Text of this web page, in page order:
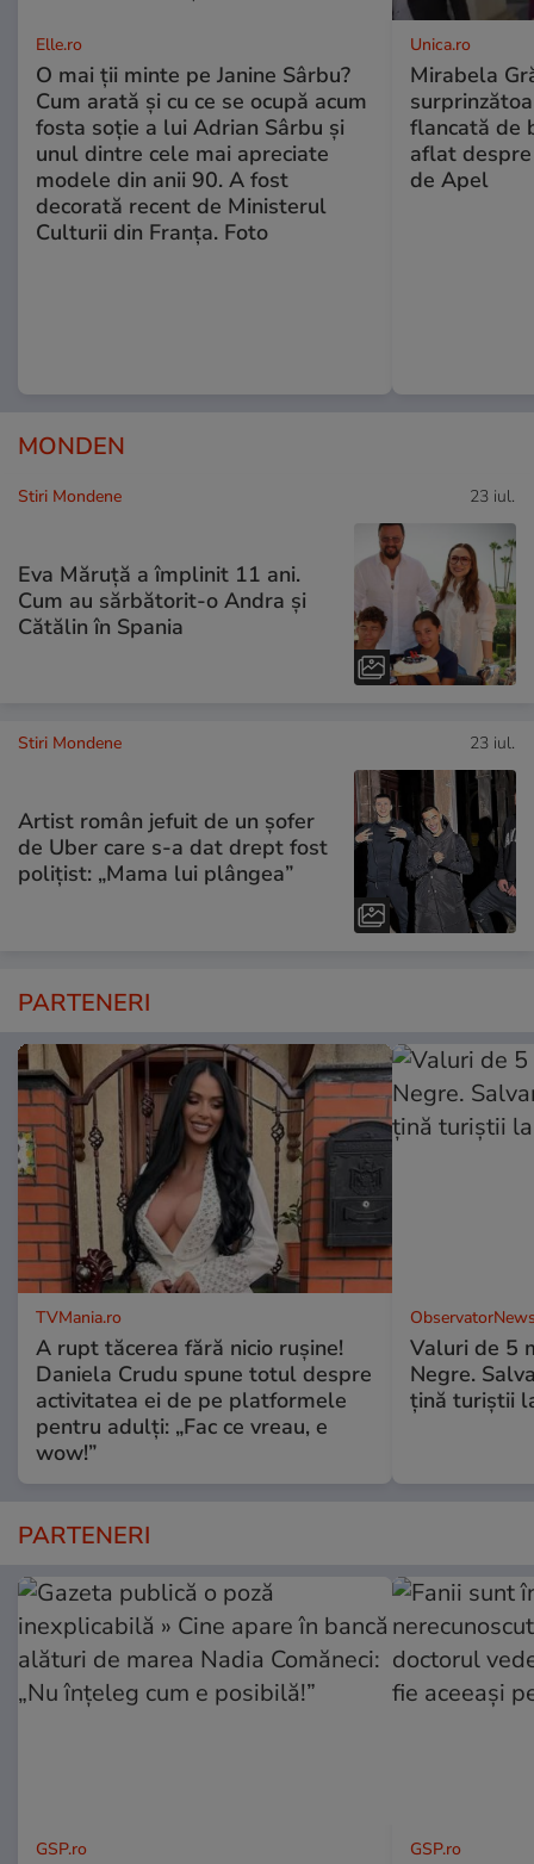
Elle.ro
O mai ții minte pe Janine Sârbu?
Cum arată și cu ce se ocupă acum
fosta soție a lui Adrian Sârbu și
unul dintre cele mai apreciate
modele din anii 90. A fost
decorată recent de Ministerul
Culturii din Franța. Foto
Unica.ro
Mirabela
flancată de
aflat
de Apel
MONDEN
Stiri Mondene 23 iul.
Eva Măruță a împlinit 11 ani.
Cum au sărbătorit-o Andra și
Cătălin în Spania
Stiri Mondene 23 iul.
Artist român jefuit de un șofer
de Uber care s-a dat drept fost
polițist: „Mama lui plângea”
PARTENERI
TVMania.ro
A rupt tăcerea fără nicio rușine!
Daniela Crudu spune totul despre
activitatea ei de pe platformele
pentru adulți: „Fac ce vreau, e
wow!”
Valuri de 5
Negre.
ţină turiştii
PARTENERI
GSP.ro GSP.ro